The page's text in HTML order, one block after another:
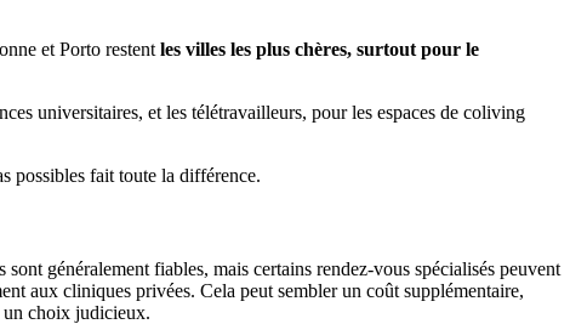
et Porto restent les villes les plus chères, surtout pour le
universitaires, et les télétravailleurs, pour les espaces de coliving
possibles fait toute la différence.
sont généralement fiables, mais certains rendez-vous spécialisés peuvent
aux cliniques privées. Cela peut sembler un coût supplémentaire,
un choix judicieux.